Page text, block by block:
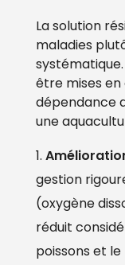
La solution
maladies
être mises
dépendance
une
gestion
(oxygène
réduit
poissons et le